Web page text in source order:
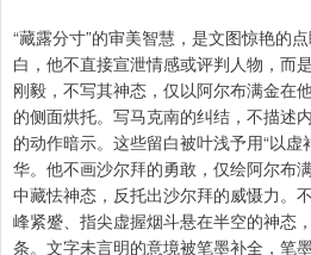
“藏露分寸”的审美智慧，是文图惊艳的
白，他不直接宣泄情感或评判人物，而
刚毅，不写其神态，仅以阿尔布满金在
的侧面烘托。写马克南的纠结，不描述
的动作暗示。这些留白被叶浅予用“以虚
华。他不画沙尔拜的勇敢，仅绘阿尔布
中藏怯神态，反托出沙尔拜的威慑力。
峰紧蹙、指尖虚握烟斗悬在半空的神态
条。文字未言明的意境被笔墨补全，笔